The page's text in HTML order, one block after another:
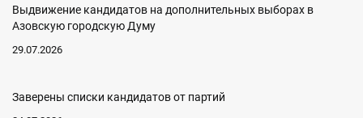
Выдвижение кандидатов на дополнительных выборах в
Азовскую городскую Думу
29.07.2026
Заверены списки кандидатов от партий